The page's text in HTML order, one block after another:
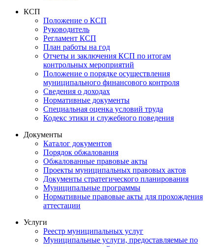
КСП
Положение о КСП
Руководитель
Регламент КСП
План работы на год
Отчеты и заключения КСП по итогам
контрольных мероприятий
Положение о порядке осуществления
муниципального финансового контроля
Сведения о доходах
Нормативные документы
Специальная оценка условий труда
Кодекс этики и служебного поведения
Документы
Каталог документов
Порядок обжалования
Обжалованные правовые акты
Проекты муниципальных правовых актов
Документы стратегического планирования
Муниципальные программы
Нормативные правовые акты для прохождения
аттестации
Услуги
Реестр муниципальных услуг
Муниципальные услуги, предоставляемые по